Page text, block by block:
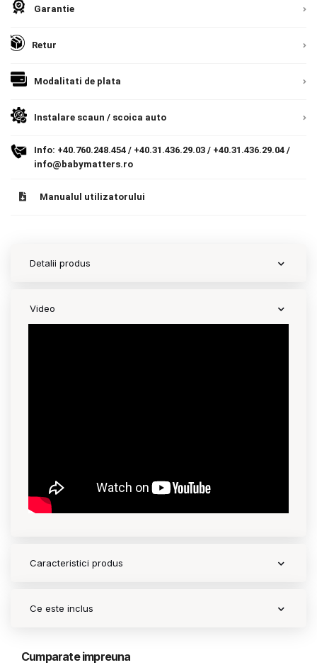
Copyright 2026 BabyMatters
Garantie
Retur
Modalitati de plata
Instalare scaun / scoica auto
Info: +40.760.248.454 / +40.31.436.29.03 / +40.31.436.29.04 /
info@babymatters.ro
Manualul utilizatorului
Detalii produs
Video
Caracteristici produs
Ce este inclus
Cumparate impreuna
Romania, direct la client.